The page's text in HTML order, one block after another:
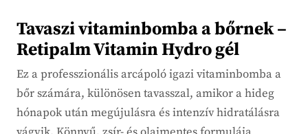
Tavaszi vitaminbomba a bőrnek –
Retipalm Vitamin Hydro gél
Ez a professzionális arcápoló igazi vitaminbomba a
bőr számára, különösen tavasszal, amikor a hideg
hónapok után megújulásra és intenzív hidratálásra